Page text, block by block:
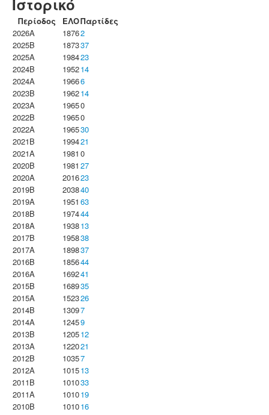
Ιστορικό
Περίοδος ΕΛΟΠαρτίδες
2026A
18762
2025B
187337
2025A
198423
2024B
195214
2024A
19666
2023B
196214
2023Α
19650
2022B
19650
2022A
196530
2021B
199421
2021A
1981 0
2020B
1981 27
2020A
201623
2019B
203840
2019A
1951 63
2018B
197444
2018A
193813
2017B
195838
2017A
189837
2016B
185644
2016A
169241
2015B
168935
2015A
152326
2014B
13097
2014A
12459
2013B
120512
2013A
122021
2012B
10357
2012A
101513
2011B
101033
2011A
101019
2010B
101016